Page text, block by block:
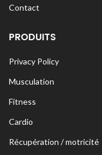
Contact
PRODUITS
Privacy Policy
Musculation
Fitness
Cardio
Récupération / motricité